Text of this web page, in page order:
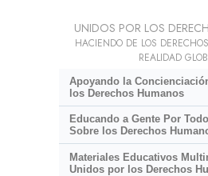
UNIDOS POR LOS
HACIENDO DE LOS
REALIDAD
Apoyando la
los Derechos Humanos
Educando a Gente Por
Sobre los Derechos
Materiales Educativos
Unidos por los Derechos